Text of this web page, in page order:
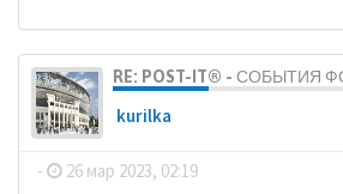
RE: POST-IT® - СОБЫТИЯ
kurilka
- 26 мар 2023, 02:19